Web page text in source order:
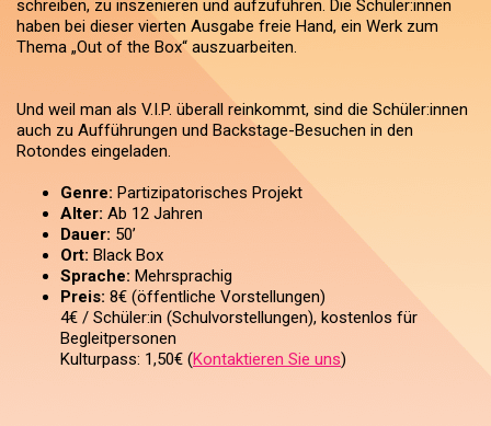
schreiben, zu inszenieren und aufzuführen. Die Schüler:innen
haben bei dieser vierten Ausgabe freie Hand, ein Werk zum
Thema „Out of the Box“ auszuarbeiten.
Und weil man als V.I.P. überall reinkommt, sind die Schüler:innen
auch zu Aufführungen und Backstage-Besuchen in den
Rotondes eingeladen.
Genre: Partizipatorisches Projekt
Alter: Ab 12 Jahren
Dauer: 50’
Ort: Black Box
Sprache: Mehrsprachig
Preis: 8€ (öffentliche Vorstellungen)
4€ / Schüler:in (Schulvorstellungen), kostenlos für
Begleitpersonen
Kulturpass: 1,50€ (Kontaktieren Sie uns)